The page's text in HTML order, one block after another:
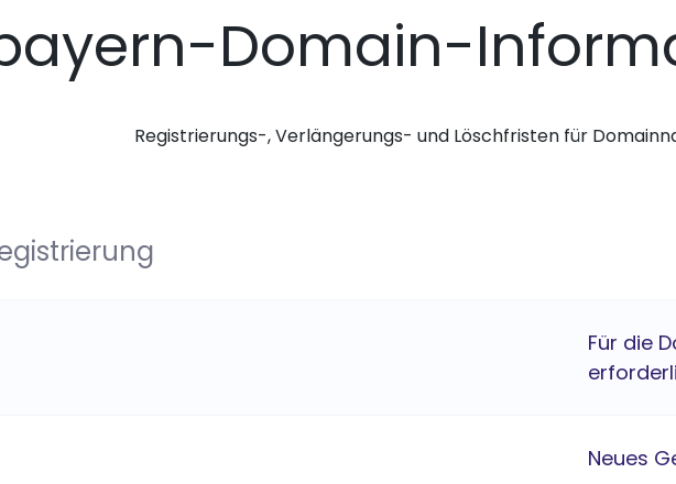
Domain-
Registrierungs-, Verlängerungs- und Löschfristen für
Für die
Neues